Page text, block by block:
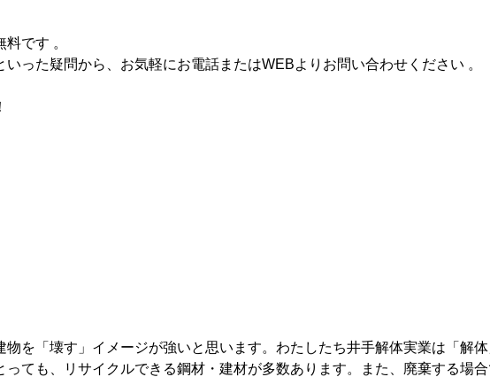
です 。
った疑問から、お気軽にお電話またはWEBよりお問い合わせください 。
を「壊す」イメージが強いと思います。わたしたち井手解体実業は「解
ても、リサイクルできる鋼材・建材が多数あります。また、廃棄する場